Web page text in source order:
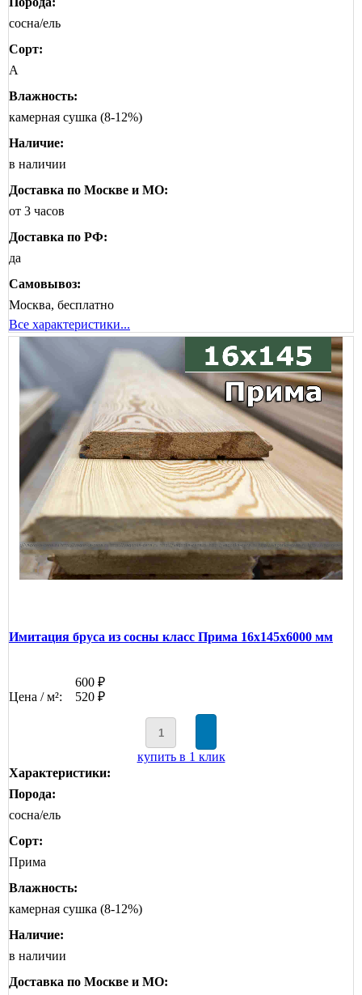
сосна/ель
Сорт:
А
Влажность:
камерная сушка (8-12%)
Наличие:
в наличии
Доставка по Москве и МО:
от 3 часов
Доставка по РФ:
да
Самовывоз:
Москва, бесплатно
Все характеристики...
Имитация бруса из сосны класс Прима 16x145x6000 мм
600 ₽
Цена / м²:
520 ₽
купить в 1 клик
Характеристики:
Порода:
сосна/ель
Сорт:
Прима
Влажность:
камерная сушка (8-12%)
Наличие:
в наличии
Доставка по Москве и МО: